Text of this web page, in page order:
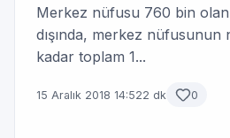
Merkez nüfusu 760 bin
dışında, merkez nüfusunun
kadar toplam 1...
15 Aralık 2018 14:522 dk 0